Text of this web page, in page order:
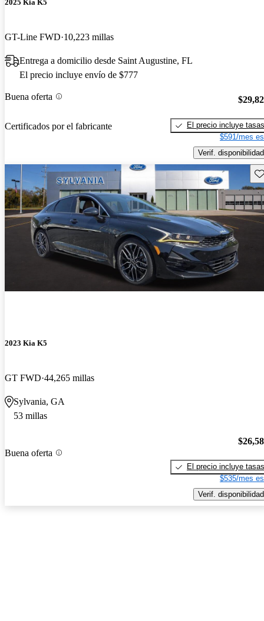
2025 Kia K5
GT-Line FWD 10,223 millas
Entrega a domicilio desde Saint Augustine, FL
El precio incluye envío de $777
Buena oferta
Certificados por el fabricante
El precio incluye tasas
$591/mes
Verif. disponibilidad
2023 Kia K5
GT FWD 44,265 millas
Sylvania, GA
53 millas
Buena oferta
El precio incluye tasas
$535/mes
Verif. disponibilidad